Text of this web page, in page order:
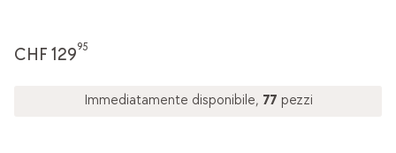
CHF 12995
Immediatamente disponibile, 77 pezzi